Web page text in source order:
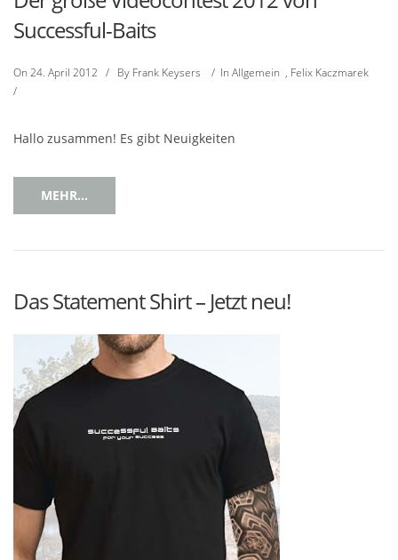
Successful-Baits
On 24. April 2012 / By Frank Keysers / In Allgemein , Felix Kaczmarek
/
Hallo zusammen! Es gibt Neuigkeiten
MEHR...
Das Statement Shirt – Jetzt neu!